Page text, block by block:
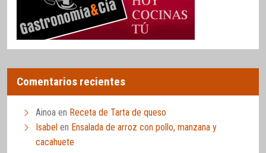
Comentarios recientes
Ainoa en Receta de Tarta de queso
Isabel en Ensalada de arroz con pollo, manzana y
cacahuete